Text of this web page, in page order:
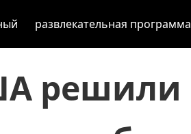
развлекательная программа
решили